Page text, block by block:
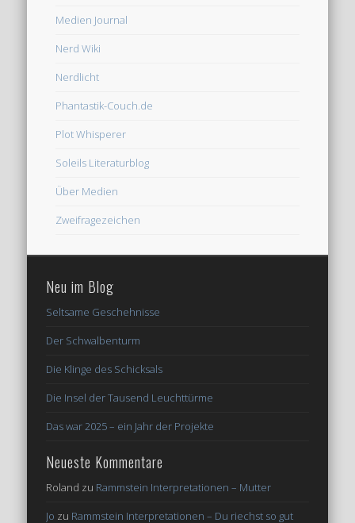
Medien Journal
Nerd Wiki
Nerdlicht
Phantastik-Couch.de
Plot Whisperer
Soleils Literaturblog
Über Medien
Zweifragezeichen
Neu im Blog
Seltsame Geschehnisse
Der Schwalbenturm
Die Klinge des Schicksals
Die Insel der Tausend Leuchttürme
Das war 2025 – ein Jahr der Projekte
Neueste Kommentare
Roland zu Rammstein Interpretationen – Mutter
Jo zu Rammstein Interpretationen – Du riechst so gut